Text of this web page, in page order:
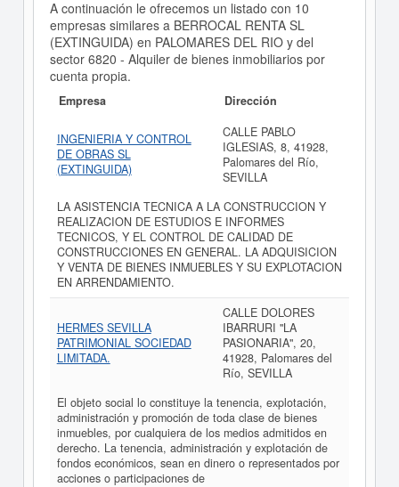
A continuación le ofrecemos un listado con 10
empresas similares a BERROCAL RENTA SL
(EXTINGUIDA) en PALOMARES DEL RIO y del
sector 6820 - Alquiler de bienes inmobiliarios por
cuenta propia.
Empresa Dirección
INGENIERIA Y CONTROL
DE OBRAS SL
(EXTINGUIDA)
CALLE PABLO
IGLESIAS, 8, 41928,
Palomares del Río,
SEVILLA
LA ASISTENCIA TECNICA A LA CONSTRUCCION Y
REALIZACION DE ESTUDIOS E INFORMES
TECNICOS, Y EL CONTROL DE CALIDAD DE
CONSTRUCCIONES EN GENERAL. LA ADQUISICION
Y VENTA DE BIENES INMUEBLES Y SU EXPLOTACION
EN ARRENDAMIENTO.
HERMES SEVILLA
PATRIMONIAL SOCIEDAD
LIMITADA.
CALLE DOLORES
IBARRURI "LA
PASIONARIA", 20,
41928, Palomares del
Río, SEVILLA
El objeto social lo constituye la tenencia, explotación,
administración y promoción de toda clase de bienes
inmuebles, por cualquiera de los medios admitidos en
derecho. La tenencia, administración y explotación de
fondos económicos, sean en dinero o representados por
acciones o participaciones de